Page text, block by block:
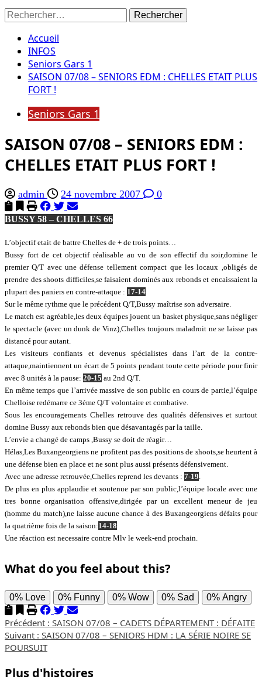
Rechercher :
Accueil
INFOS
Seniors Gars 1
SAISON 07/08 – SENIORS EDM : CHELLES ETAIT PLUS
FORT !
Seniors Gars 1
SAISON 07/08 – SENIORS EDM :
CHELLES ETAIT PLUS FORT !
admin 24 novembre 2007 0
BUSSY 58 – CHELLES 66
L’objectif etait de battre Chelles de + de trois points…
Bussy fort de cet objectif réalisable au vu de son effectif du soir,domine le
premier Q/T avec une défense tellement compact que les locaux ,obligés de
prendre des shoots difficiles,se faisaient dominés aux rebonds et encaissaient la
plupart des paniers en contre-attaque : 17-14
Sur le même rythme que le précédent Q/T,Bussy maîtrise son adversaire.
Le match est agréable,les deux équipes jouent un basket physique,sans négliger
le spectacle (avec un dunk de Vinz),Chelles toujours maladroit ne se laisse pas
distancé pour autant.
Les visiteurs confiants et devenus spécialistes dans l’art de la contre-
attaque,maintiennent un écart de 5 points pendant toute cette période pour finir
avec 8 unités à la pause: 20-15 au 2nd Q/T.
En même temps que l’arrivée massive de son public en cours de partie,l’équipe
Chelloise redémarre ce 3éme Q/T volontaire et combative.
Sous les encouragements Chelles retrouve des qualités défensives et surtout
domine Bussy aux rebonds bien que désavantagés par la taille.
L’envie a changé de camps ,Bussy se doit de réagir…
Hélas,Les Buxangeorgiens ne profitent pas des positions de shoots,se heurtent à
une défense bien en place et ne sont plus aussi présents défensivement.
Avec une adresse retrouvée,Chelles reprend les devants : 7-19
De plus en plus applaudie et soutenue par son public,l’équipe locale avec une
tres bonne organisation offensive,dirigée par un excellent meneur de jeu
(homme du match),ne laisse aucune chance à des Buxangeorgiens défaits pour
la quatrième fois de la saison:14-18
Une réaction est necessaire contre Mlv le week-end prochain.
What do you feel about this?
0% Love 0% Funny 0% Wow 0% Sad 0% Angry
Navigation
d’article
Précédent : SAISON 07/08 – CADETS DÉPARTEMENT : DÉFAITE
Suivant : SAISON 07/08 – SENIORS HDM : LA SÉRIE NOIRE SE
POURSUIT
Plus d'histoires